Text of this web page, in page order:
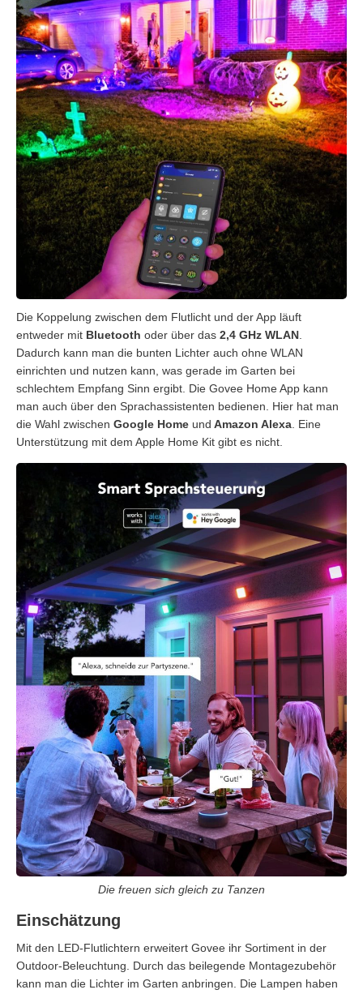
Die Koppelung zwischen dem Flutlicht und der App läuft
entweder mit Bluetooth oder über das 2,4 GHz WLAN
Dadurch kann man die bunten Lichter auch ohne WLAN
einrichten und nutzen kann, was gerade im Garten bei
schlechtem Empfang Sinn ergibt. Die Govee Home App kann
man auch über den Sprachassistenten bedienen. Hier hat man
die Wahl zwischen Google Home und Amazon Alexa . Eine
Unterstützung mit dem Apple Home Kit gibt es nicht.
Die freuen sich gleich zu Tanzen
Einschätzung
Mit den LED-Flutlichtern erweitert Govee ihr Sortiment in der
Outdoor-Beleuchtung. Durch das beilegende Montagezubehör
kann man die Lichter im Garten anbringen. Die Lampen haben